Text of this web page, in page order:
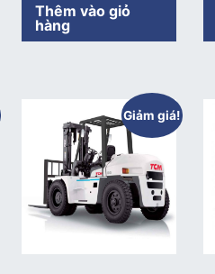
Thêm vào giỏ
hàng
Giảm giá!